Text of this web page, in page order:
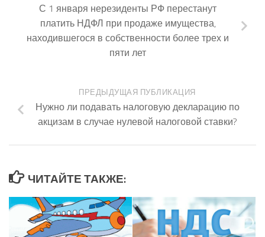
С 1 января нерезиденты РФ перестанут
платить НДФЛ при продаже имущества,
находившегося в собственности более трех и
пяти лет
ПРЕДЫДУЩАЯ ПУБЛИКАЦИЯ
Нужно ли подавать налоговую декларацию по
акцизам в случае нулевой налоговой ставки?
ЧИТАЙТЕ ТАКЖЕ: